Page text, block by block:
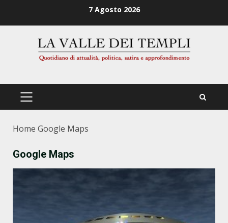
7 Agosto 2026
PRIMÄRES
Home Google Maps
Google Maps